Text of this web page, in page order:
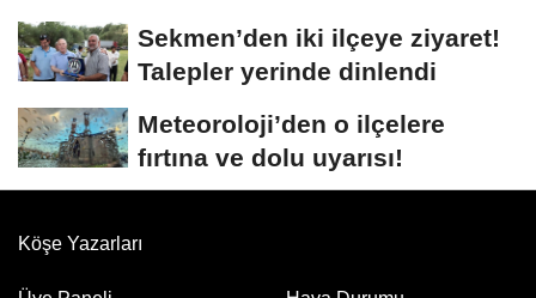
Sekmen’den iki ilçeye ziyaret!
Talepler yerinde dinlendi
Meteoroloji’den o ilçelere
fırtına ve dolu uyarısı!
Köşe Yazarları